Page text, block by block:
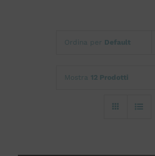
Ordina per Default
Mostra 12 Prodotti